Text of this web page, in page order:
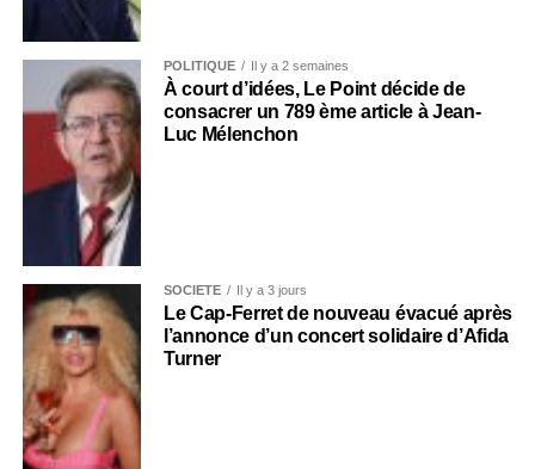
POLITIQUE Il y a 2 semaines
À court d’idées, Le Point décide de
consacrer un 789 ème article à Jean-
Luc Mélenchon
SOCIÉTÉ Il y a 3 jours
Le Cap-Ferret de nouveau évacué après
l’annonce d’un concert solidaire d’Afida
Turner